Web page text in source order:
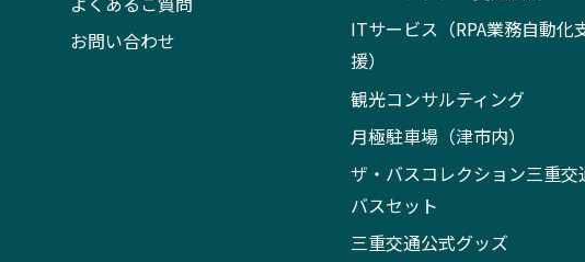
お問い合わせ
ITサービス（RPA業務自動化
援）
観光コンサルティング
月極駐車場（津市内）
ザ・バスコレクション三重交
バスセット
三重交通公式グッズ